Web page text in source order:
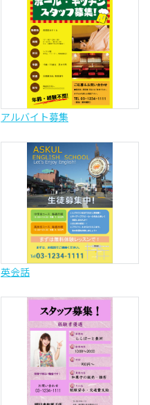
アルバイト募集
英会話